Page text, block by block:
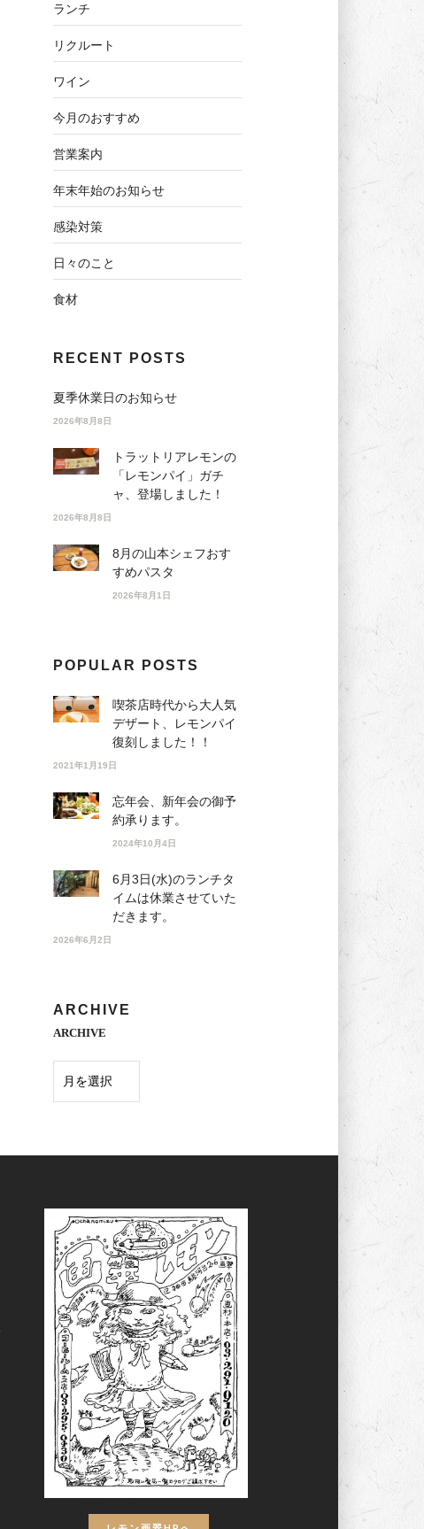
ランチ
リクルート
ワイン
今月のおすすめ
営業案内
年末年始のお知らせ
感染対策
日々のこと
食材
RECENT POSTS
夏季休業日のお知らせ
2026年8月8日
トラットリアレモンの
「レモンパイ」ガチ
ャ、登場しました！
2026年8月8日
8月の山本シェフおす
すめパスタ
2026年8月1日
POPULAR POSTS
喫茶店時代から大人気
デザート、レモンパイ
復刻しました！！
2021年1月19日
忘年会、新年会の御予
約承ります。
2024年10月4日
6月3日(水)のランチタ
イムは休業させていた
だきます。
2026年6月2日
ARCHIVE
ARCHIVE